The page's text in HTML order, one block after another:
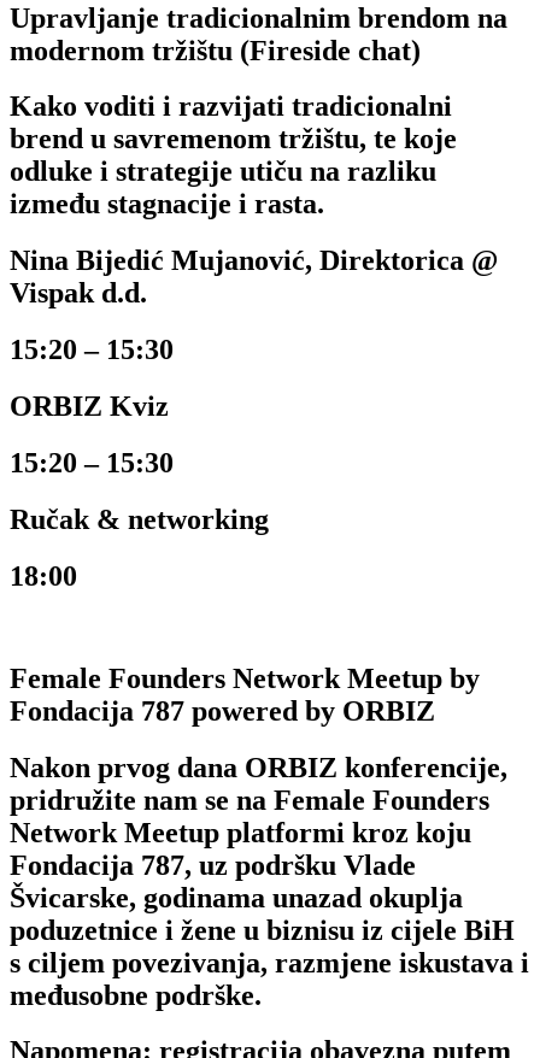
Upravljanje tradicionalnim brendom na
modernom tržištu (Fireside chat)
Kako voditi i razvijati tradicionalni
brend u savremenom tržištu, te koje
odluke i strategije utiču na razliku
između stagnacije i rasta.
Nina Bijedić Mujanović, Direktorica @
Vispak d.d.
15:20 – 15:30
ORBIZ Kviz
15:20 – 15:30
Ručak & networking
18:00
Female Founders Network Meetup by
Fondacija 787 powered by ORBIZ
Nakon prvog dana ORBIZ konferencije,
pridružite nam se na Female Founders
Network Meetup platformi kroz koju
Fondacija 787, uz podršku Vlade
Švicarske, godinama unazad okuplja
poduzetnice i žene u biznisu iz cijele BiH
s ciljem povezivanja, razmjene iskustava i
međusobne podrške.
Napomena: registracija obavezna putem